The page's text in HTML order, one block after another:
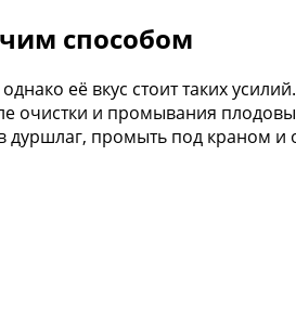
способом
её вкус стоит таких
очистки и промывания
промыть под краном и